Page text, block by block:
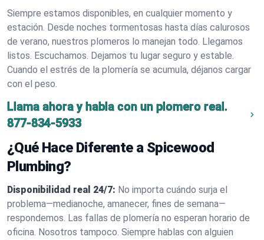
Siempre estamos disponibles, en cualquier momento y
estación. Desde noches tormentosas hasta días calurosos
de verano, nuestros plomeros lo manejan todo. Llegamos
listos. Escuchamos. Dejamos tu lugar seguro y estable.
Cuando el estrés de la plomería se acumula, déjanos cargar
con el peso.
Llama ahora y habla con un plomero real.
877-834-5933
¿Qué Hace Diferente a Spicewood
Plumbing?
Disponibilidad real 24/7: No importa cuándo surja el
problema—medianoche, amanecer, fines de semana—
respondemos. Las fallas de plomería no esperan horario de
oficina. Nosotros tampoco. Siempre hablas con alguien